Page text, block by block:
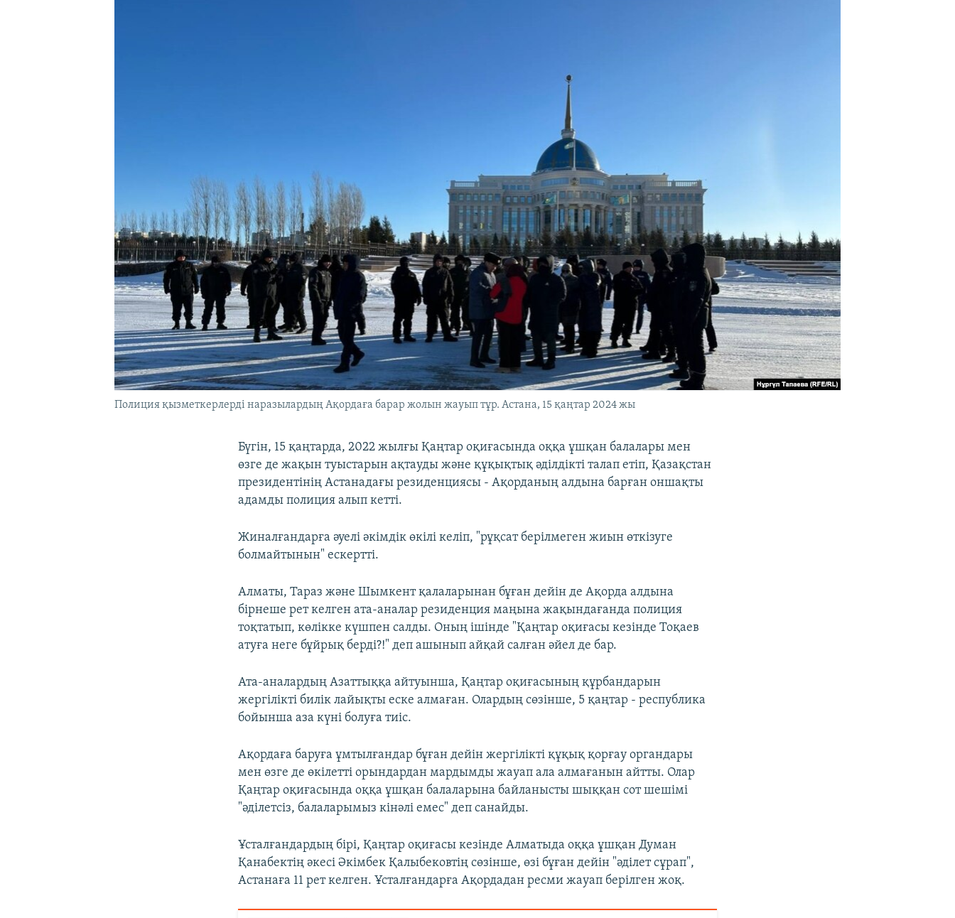
Полиция қызметкерлерді наразылардың Ақордаға барар жолын жауып тұр. Астана, 15 қаңтар 2024 жы
Бүгін, 15 қаңтарда, 2022 жылғы Қаңтар оқиғасында оққа ұшқан балалары мен
өзге де жақын туыстарын ақтауды және құқықтық әділдікті талап етіп, Қазақстан
президентінің Астанадағы резиденциясы - Ақорданың алдына барған оншақты
адамды полиция алып кетті.
Жиналғандарға әуелі әкімдік өкілі келіп, "рұқсат берілмеген жиын өткізуге
болмайтынын" ескертті.
Алматы, Тараз және Шымкент қалаларынан бұған дейін де Ақорда алдына
бірнеше рет келген ата-аналар резиденция маңына жақындағанда полиция
тоқтатып, көлікке күшпен салды. Оның ішінде "Қаңтар оқиғасы кезінде Тоқаев
атуға неге бұйрық берді?!" деп ашынып айқай салған әйел де бар.
Ата-аналардың Азаттыққа айтуынша, Қаңтар оқиғасының құрбандарын
жергілікті билік лайықты еске алмаған. Олардың сөзінше, 5 қаңтар - республика
бойынша аза күні болуға тиіс.
Ақордаға баруға ұмтылғандар бұған дейін жергілікті құқық қорғау органдары
мен өзге де өкілетті орындардан мардымды жауап ала алмағанын айтты. Олар
Қаңтар оқиғасында оққа ұшқан балаларына байланысты шыққан сот шешімі
"әділетсіз, балаларымыз кінәлі емес" деп санайды.
Ұсталғандардың бірі, Қаңтар оқиғасы кезінде Алматыда оққа ұшқан Думан
Қанабектің әкесі Әкімбек Қалыбековтің сөзінше, өзі бұған дейін "әділет сұрап",
Астанаға 11 рет келген. Ұсталғандарға Ақордадан ресми жауап берілген жоқ.